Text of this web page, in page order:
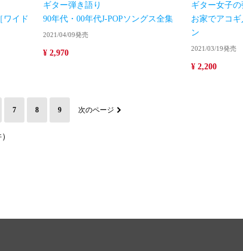
ワイド
ギター弾き語り
90年代・00年代J-POPソングス全集
2021/04/09発売
¥ 2,970
ギター女子の
お家でアコ
ン
2021/03/19発売
¥ 2,200
7 8 9 次のページ